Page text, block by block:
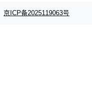
了。
京ICP备2025119063号